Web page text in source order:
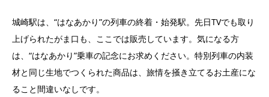
城崎駅は、“はなあかり”の列車の終着・始発駅。先日TVでも取り
上げられたがま口も、ここでは販売しています。気になる方
は、“はなあかり”乗車の記念にお求めください。特別列車の内装
材と同じ生地でつくられた商品は、旅情を掻き立てるお土産にな
ること間違いなしです。